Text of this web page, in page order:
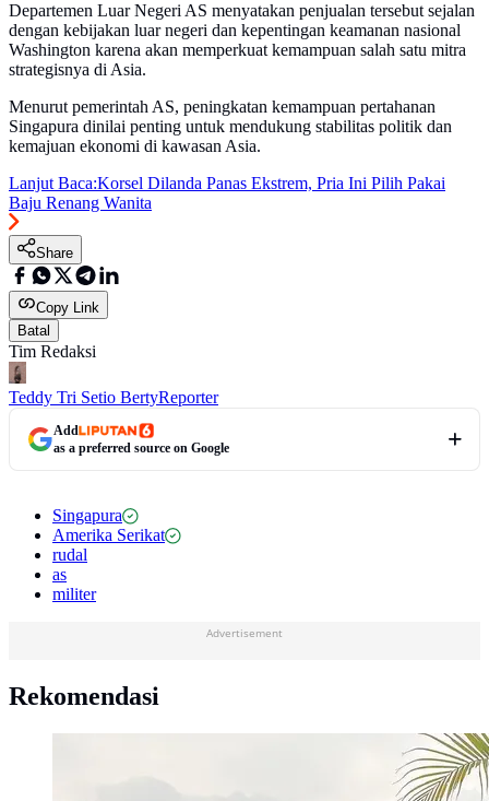
Departemen Luar Negeri AS menyatakan penjualan tersebut sejalan
dengan kebijakan luar negeri dan kepentingan keamanan nasional
Washington karena akan memperkuat kemampuan salah satu mitra
strategisnya di Asia.
Menurut pemerintah AS, peningkatan kemampuan pertahanan
Singapura dinilai penting untuk mendukung stabilitas politik dan
kemajuan ekonomi di kawasan Asia.
Lanjut Baca:Korsel Dilanda Panas Ekstrem, Pria Ini Pilih Pakai
Baju Renang Wanita
Share
Copy Link
Batal
Tim Redaksi
Teddy Tri Setio BertyReporter
Add
as a preferred source on Google
Singapura
Amerika Serikat
rudal
as
militer
Advertisement
Rekomendasi